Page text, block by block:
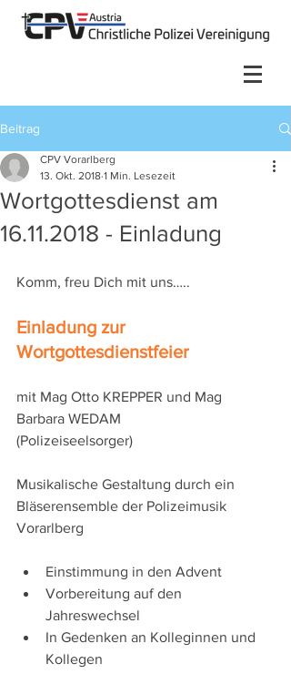
Beitrag
Wortgottesdienst am
16.11.2018 - Einladung
CPV Vorarlberg
13. Okt. 2018 1 Min. Lesezeit
Komm, freu Dich mit uns…..
Einladung zur
Wortgottesdienstfeier
mit Mag Otto KREPPER und Mag
Barbara WEDAM
(Polizeiseelsorger)
Musikalische Gestaltung durch ein
Bläserensemble der Polizeimusik
Vorarlberg
Einstimmung in den Advent
Vorbereitung auf den
Jahreswechsel
In Gedenken an Kolleginnen und
Kollegen